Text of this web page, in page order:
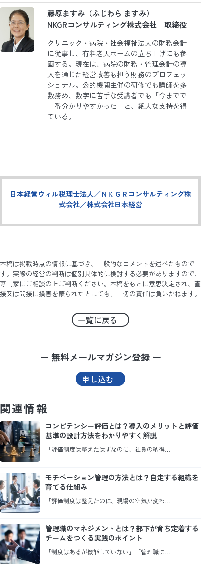
藤原ますみ （ふじわら ますみ）
NKGRコンサルティング株式会社 取締役
クリニック・病院・社会福祉法人の財務会計
に従事し、有料老人ホームの立ち上げにも参
画する。現在は、病院の財務・管理会計の導
入を通じた経営改善も担う財務のプロフェッ
ショナル。公的機関主催の研修でも講師を多
数務め、数字に苦手な受講者でも「今までで
一番分かりやすかった」と、絶大な支持を得
ている。
日本経営ウィル税理士法人／ＮＫＧＲコンサルティング株
式会社／株式会社日本経営
本稿は掲載時点の情報に基づき、一般的なコメントを述べたもので
す。実際の経営の判断は個別具体的に検討する必要がありますので、
専門家にご相談の上ご判断ください。本稿をもとに意思決定され、直
接又は間接に損害を蒙られたとしても、一切の責任は負いかねます。
一覧に戻る
ー 無料メールマガジン登録 ー
申し込む
関連情報
コンピテンシー評価とは？導入のメリットと評価
基準の設計方法をわかりやすく解説
「評価制度は整えたはずなのに、社員の納得…
モチベーション管理の方法とは？自走する組織を
育てる仕組み
「評価制度は整えたのに、現場の空気が変わ…
管理職のマネジメントとは？部下が育ち定着する
チームをつくる実践のポイント
「制度はあるが機能していない」「管理職に…